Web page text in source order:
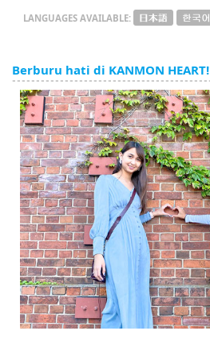
LANGUAGES AVAILABLE:
Berburu hati di KANMON HEART!